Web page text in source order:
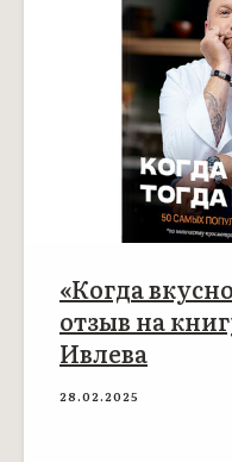
«Когда
отзыв на
Ивлева
28.02.2025